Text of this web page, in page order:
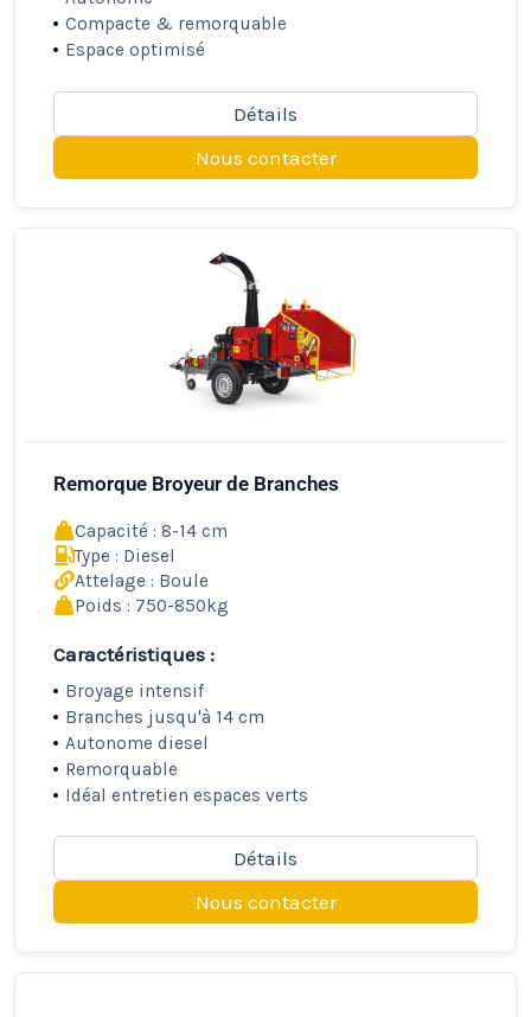
Compacte & remorquable
Espace optimisé
Détails
Nous contacter
Remorque Broyeur de Branches
Capacité : 8-14 cm
Type : Diesel
Attelage : Boule
Poids : 750-850kg
Caractéristiques :
Broyage intensif
Branches jusqu'à 14 cm
Autonome diesel
Remorquable
Idéal entretien espaces verts
Détails
Nous contacter